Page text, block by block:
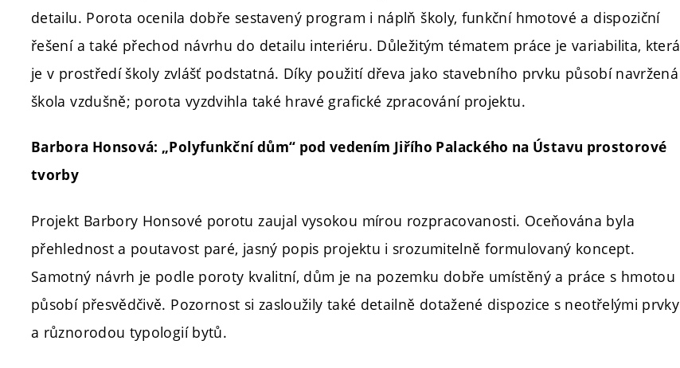
detailu. Porota ocenila dobře sestavený program i náplň školy, funkční hmotové a dispoziční
řešení a také přechod návrhu do detailu interiéru. Důležitým tématem práce je variabilita, která
je v prostředí školy zvlášť podstatná. Díky použití dřeva jako stavebního prvku působí navržená
škola vzdušně; porota vyzdvihla také hravé grafické zpracování projektu.
Barbora Honsová: „Polyfunkční dům“ pod vedením Jiřího Palackého na Ústavu prostorové
tvorby
Projekt Barbory Honsové porotu zaujal vysokou mírou rozpracovanosti. Oceňována byla
přehlednost a poutavost paré, jasný popis projektu i srozumitelně formulovaný koncept.
Samotný návrh je podle poroty kvalitní, dům je na pozemku dobře umístěný a práce s hmotou
působí přesvědčivě. Pozornost si zasloužily také detailně dotažené dispozice s neotřelými prvky
a různorodou typologií bytů.